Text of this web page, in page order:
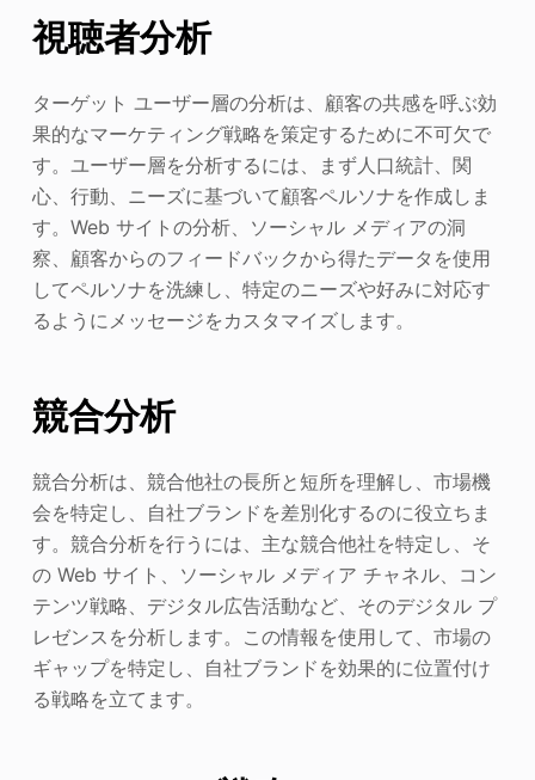
視聴者分析
ターゲット ユーザー層の分析は、顧客の共感を呼ぶ効
果的なマーケティング戦略を策定するために不可欠で
す。ユーザー層を分析するには、まず人口統計、関
心、行動、ニーズに基づいて顧客ペルソナを作成しま
す。Web サイトの分析、ソーシャル メディアの洞
察、顧客からのフィードバックから得たデータを使用
してペルソナを洗練し、特定のニーズや好みに対応す
るようにメッセージをカスタマイズします。
競合分析
競合分析は、競合他社の長所と短所を理解し、市場機
会を特定し、自社ブランドを差別化するのに役立ちま
す。競合分析を行うには、主な競合他社を特定し、そ
の Web サイト、ソーシャル メディア チャネル、コン
テンツ戦略、デジタル広告活動など、そのデジタル プ
レゼンスを分析します。この情報を使用して、市場の
ギャップを特定し、自社ブランドを効果的に位置付け
る戦略を立てます。